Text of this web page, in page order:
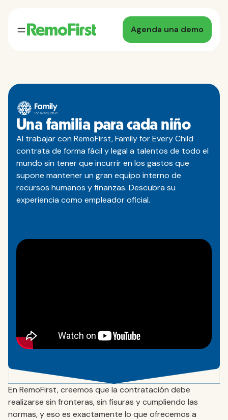
Agenda una demo
Una familia para cada niño
Al trabajar con RemoFirst, Family for Every Child
contrata de forma fácil y legal a talentos de todo el
mundo sin tener que incurrir en los gastos que
supone mantener un gran equipo interno de
recursos humanos y finanzas. Descubra su
experiencia como empleador oficial.
En RemoFirst, creemos que la contratación debe
realizarse sin fronteras, sin fisuras y cumpliendo las
normas, y eso es exactamente lo que ofrecemos a